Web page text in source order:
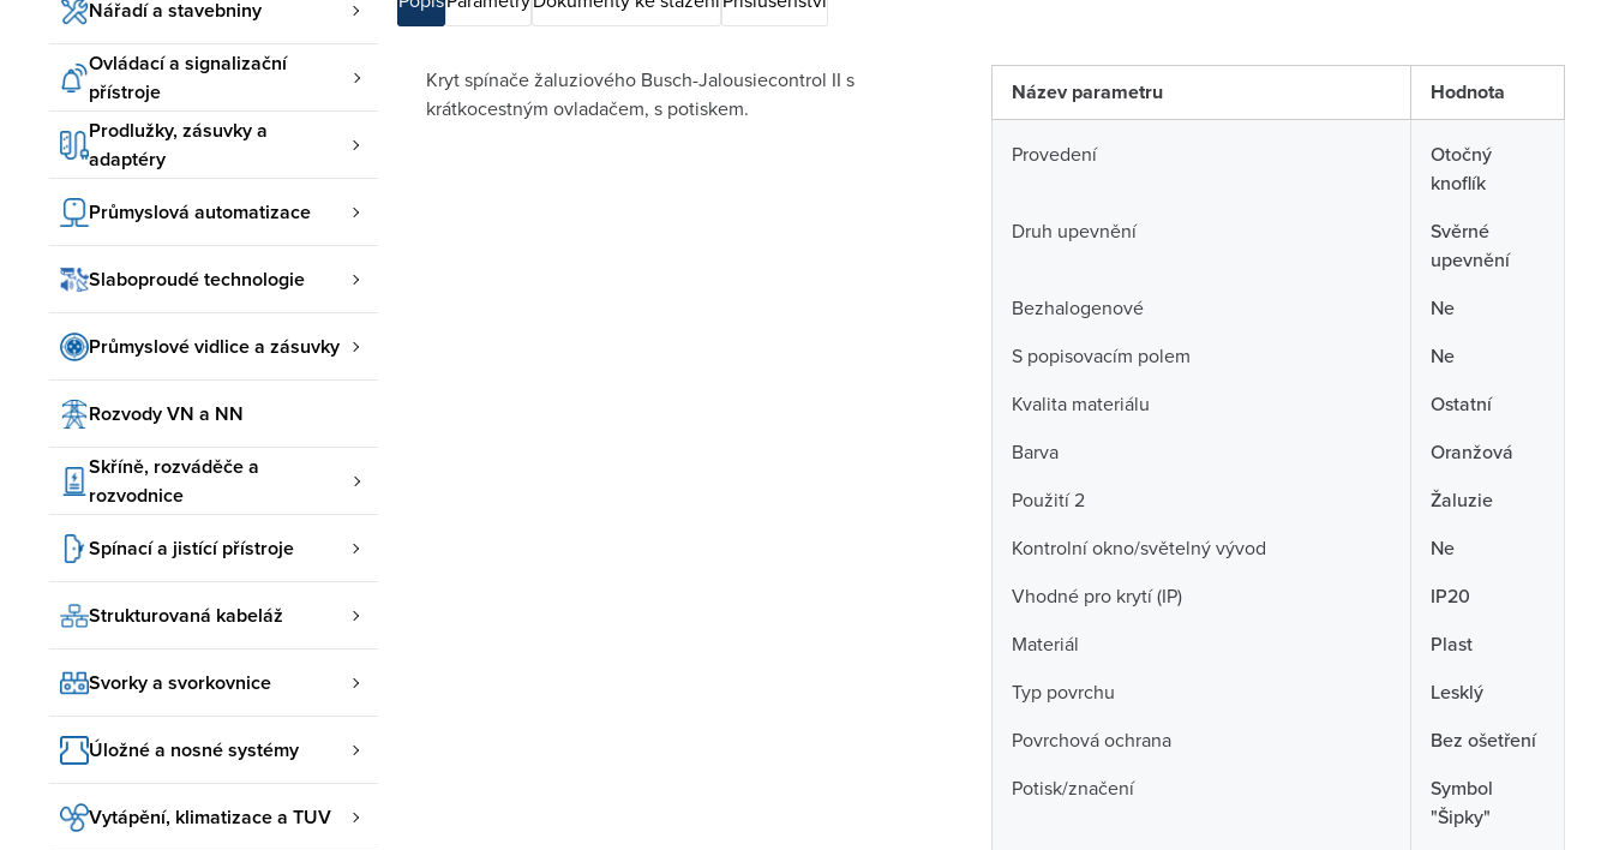
Nářadí a stavebniny
Ovládací a signalizační
přístroje
Prodlužky, zásuvky a
adaptéry
Průmyslová automatizace
Slaboproudé technologie
Průmyslové vidlice a zásuvky
Rozvody VN a NN
Skříně, rozváděče a
rozvodnice
Spínací a jistící přístroje
Strukturovaná kabeláž
Svorky a svorkovnice
Úložné a nosné systémy
Vytápění, klimatizace a TUV
Kryt spínače žaluziového Busch-Jalousiecontrol II s
krátkocestným ovladačem, s potiskem.
Název parametru Hodnota
Provedení
Otočný
knoflík
Druh upevnění
Svěrné
upevnění
Bezhalogenové
Ne
S popisovacím polem
Ne
Kvalita materiálu
Ostatní
Barva
Oranžová
Použití 2
Žaluzie
Kontrolní okno/světelný vývod
Ne
Vhodné pro krytí (IP)
IP20
Materiál
Plast
Typ povrchu
Lesklý
Povrchová ochrana
Bez ošetření
Potisk/značení
Symbol
"Šipky"